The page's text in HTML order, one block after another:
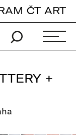
ČT ART
+